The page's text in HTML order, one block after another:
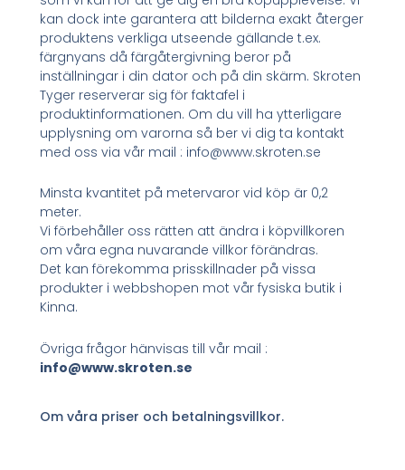
kan dock inte garantera att bilderna exakt återger
produktens verkliga utseende gällande t.ex.
färgnyans då färgåtergivning beror på
inställningar i din dator och på din skärm. Skroten
Tyger reserverar sig för faktafel i
produktinformationen. Om du vill ha ytterligare
upplysning om varorna så ber vi dig ta kontakt
med oss via vår mail : info@www.skroten.se
Minsta kvantitet på metervaror vid köp är 0,2
meter.
Vi förbehåller oss rätten att ändra i köpvillkoren
om våra egna nuvarande villkor förändras.
Det kan förekomma prisskillnader på vissa
produkter i webbshopen mot vår fysiska butik i
Kinna.
Övriga frågor hänvisas till vår mail :
info@www.skroten.se
Om våra priser och betalningsvillkor.